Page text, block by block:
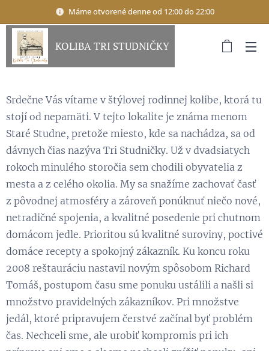
Máme otvorené denne od 12:00 do 22:00
KOLIBA TRI STUDNIČKY
Srdečne Vás vítame v štýlovej rodinnej kolibe, ktorá tu
stojí od nepamäti. V tejto lokalite je známa menom
Staré Studne, pretože miesto, kde sa nachádza, sa od
dávnych čias nazýva Tri Studničky. Už v dvadsiatych
rokoch minulého storočia sem chodili obyvatelia z
mesta a z celého okolia. My sa snažíme zachovať časť
z pôvodnej atmosféry a zároveň ponúknuť niečo nové,
netradičné spojenia, a kvalitné posedenie pri chutnom
domácom jedle. Prioritou sú kvalitné suroviny, poctivé
domáce recepty a spokojný zákazník. Ku koncu roku
2008 reštauráciu nastavil novým spôsobom Richard
Tomáš, postupom času sme ponuku ustálili a našli si
množstvo pravidelných zákazníkov. Pri množstve
jedál, ktoré pripravujem čerstvé začínal byť problém
čas. Nechceli sme, ale urobiť kompromis pri ich